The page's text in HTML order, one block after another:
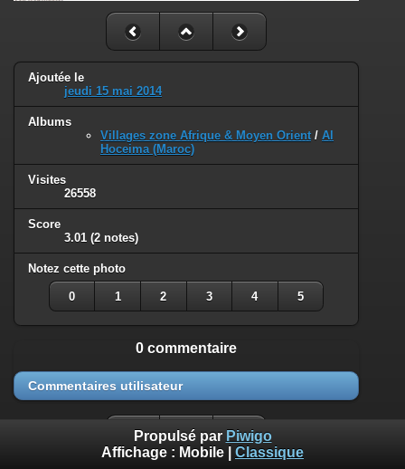
Ajoutée le
jeudi 15 mai 2014
Albums
Villages zone Afrique & Moyen Orient / Al
Hoceima (Maroc)
Visites
26558
Score
3.01 (2 notes)
Notez cette photo
0 1 2 3 4 5
0 commentaire
Commentaires utilisateur
Propulsé par Piwigo
Affichage : Mobile Classique